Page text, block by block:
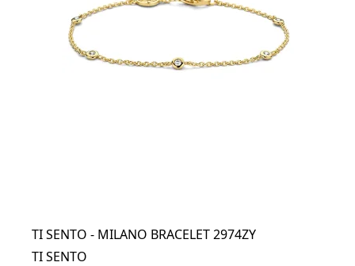
TI SENTO - MILANO BRACELET 2974ZY
TI SENTO